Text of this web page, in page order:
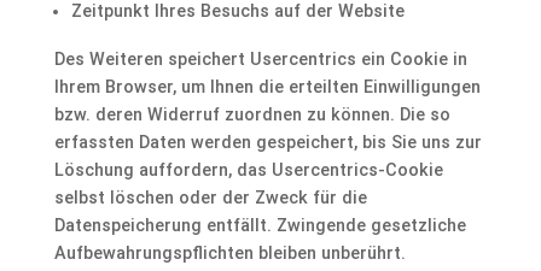
Zeitpunkt Ihres Besuchs auf der Website
Des Weiteren speichert Usercentrics ein Cookie in
Ihrem Browser, um Ihnen die erteilten Einwilligungen
bzw. deren Widerruf zuordnen zu können. Die so
erfassten Daten werden gespeichert, bis Sie uns zur
Löschung auffordern, das Usercentrics-Cookie
selbst löschen oder der Zweck für die
Datenspeicherung entfällt. Zwingende gesetzliche
Aufbewahrungspflichten bleiben unberührt.